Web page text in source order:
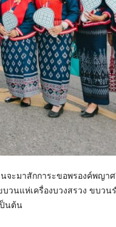
จะมาสักการะขอพรองค์พญา
วนแห่เครื่องบวงสรวง ขบว
นต้น